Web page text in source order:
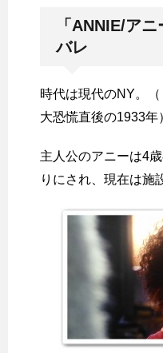
「ANNIE/ア
バレ
時代は現代のNY。
大恐慌直後の1933年
主人公のアニーは4
りにされ、現在は施